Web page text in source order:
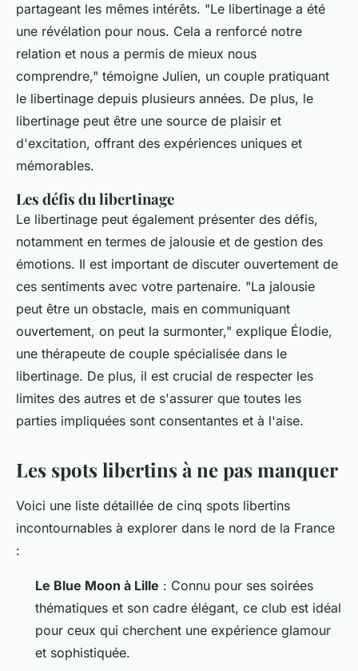
partageant les mêmes intérêts. "Le libertinage a été
une révélation pour nous. Cela a renforcé notre
relation et nous a permis de mieux nous
comprendre," témoigne Julien, un couple pratiquant
le libertinage depuis plusieurs années. De plus, le
libertinage peut être une source de plaisir et
d'excitation, offrant des expériences uniques et
mémorables.
Les défis du libertinage
Le libertinage peut également présenter des défis,
notamment en termes de jalousie et de gestion des
émotions. Il est important de discuter ouvertement de
ces sentiments avec votre partenaire. "La jalousie
peut être un obstacle, mais en communiquant
ouvertement, on peut la surmonter," explique Élodie,
une thérapeute de couple spécialisée dans le
libertinage. De plus, il est crucial de respecter les
limites des autres et de s'assurer que toutes les
parties impliquées sont consentantes et à l'aise.
Les spots libertins à ne pas manquer
Voici une liste détaillée de cinq spots libertins
incontournables à explorer dans le nord de la France
:
Le Blue Moon à Lille : Connu pour ses soirées
thématiques et son cadre élégant, ce club est idéal
pour ceux qui cherchent une expérience glamour
et sophistiquée.